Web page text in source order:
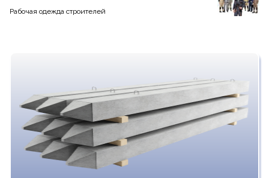
Рабочая одежда строителей